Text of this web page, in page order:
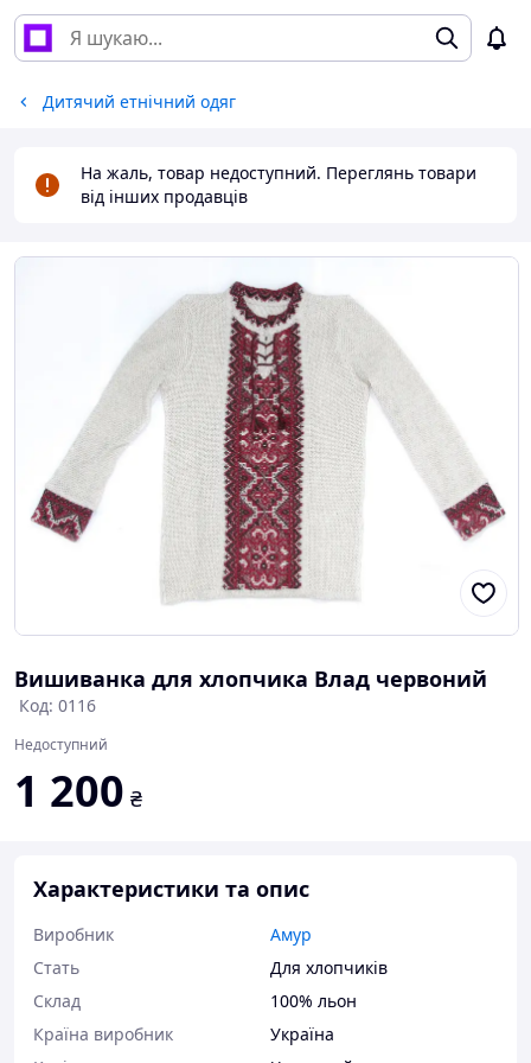
Дитячий етнічний одяг
На жаль, товар недоступний. Переглянь товари
від інших продавців
Вишиванка для хлопчика Влад червоний
Код: 0116
Недоступний
1 200 ₴
Характеристики та опис
Виробник
Амур
Стать
Для хлопчиків
Склад
100% льон
Країна виробник
Україна